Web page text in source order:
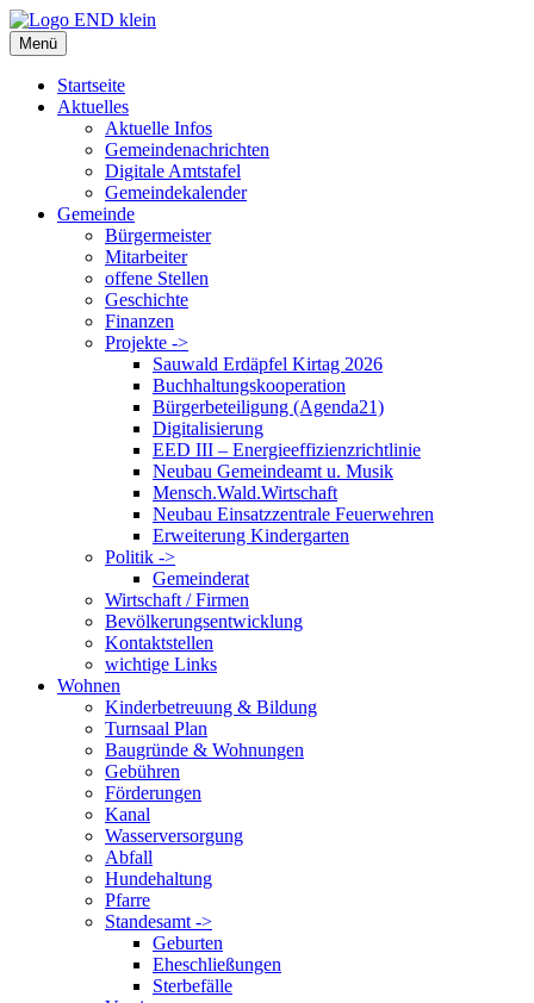
Zum
Inhalt
springen
Menü
Startseite
Aktuelles
Aktuelle Infos
Gemeindenachrichten
Digitale Amtstafel
Gemeindekalender
Gemeinde
Bürgermeister
Mitarbeiter
offene Stellen
Geschichte
Finanzen
Projekte ->
Sauwald Erdäpfel Kirtag 2026
Buchhaltungskooperation
Bürgerbeteiligung (Agenda21)
Digitalisierung
EED III – Energieeffizienzrichtlinie
Neubau Gemeindeamt u. Musik
Mensch.Wald.Wirtschaft
Neubau Einsatzzentrale Feuerwehren
Erweiterung Kindergarten
Politik ->
Gemeinderat
Wirtschaft / Firmen
Bevölkerungsentwicklung
Kontaktstellen
wichtige Links
Wohnen
Kinderbetreuung & Bildung
Turnsaal Plan
Baugründe & Wohnungen
Gebühren
Förderungen
Kanal
Wasserversorgung
Abfall
Hundehaltung
Pfarre
Standesamt ->
Geburten
Eheschließungen
Sterbefälle